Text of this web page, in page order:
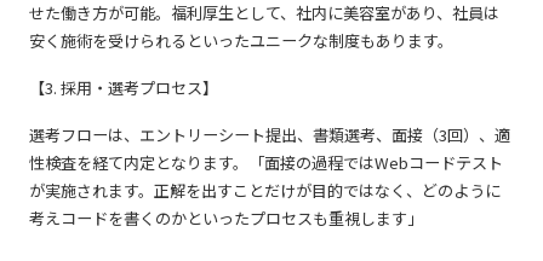
せた働き方が可能。福利厚生として、社内に美容室があり、社員は
安く施術を受けられるといったユニークな制度もあります。
【3. 採用・選考プロセス】
選考フローは、エントリーシート提出、書類選考、面接（3回）、適
性検査を経て内定となります。「面接の過程ではWebコードテスト
が実施されます。正解を出すことだけが目的ではなく、どのように
考えコードを書くのかといったプロセスも重視します」